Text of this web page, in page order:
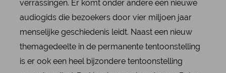
verrassingen. Er komt onder andere een nieuwe
audiogids die bezoekers door vier miljoen jaar
menselijke geschiedenis leidt. Naast een nieuw
themagedeelte in de permanente tentoonstelling
is er ook een heel bijzondere tentoonstelling